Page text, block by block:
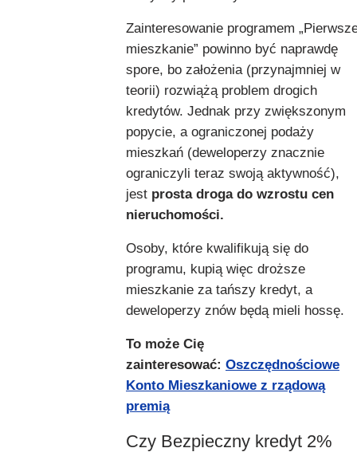
Zainteresowanie programem
mieszkanie” powinno być naprawdę
spore, bo założenia (przynajmniej w
teorii) rozwiążą problem drogich
kredytów. Jednak przy zwiększonym
popycie, a ograniczonej podaży
mieszkań (deweloperzy znacznie
ograniczyli teraz swoją aktywność),
jest prosta droga do wzrostu cen
nieruchomości.
Osoby, które kwalifikują się do
programu, kupią więc droższe
mieszkanie za tańszy kredyt, a
deweloperzy znów będą mieli hossę.
To może Cię
zainteresować: Oszczędnościowe
Konto Mieszkaniowe z rządową
premią
Czy Bezpieczny kredyt 2%